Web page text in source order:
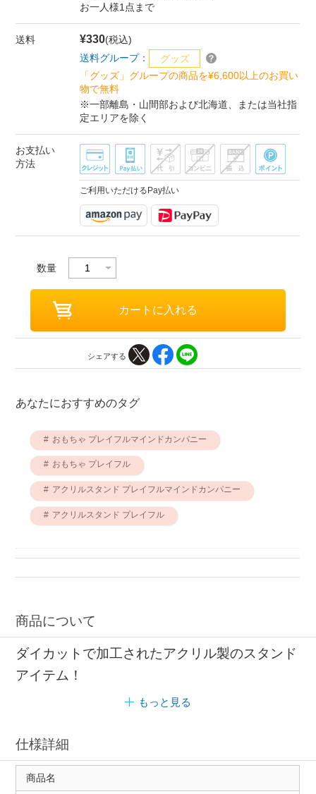
お一人様1点まで
送料 ¥330(税込)
送料グループ：
グッズ
「グッズ」グループの商品を¥6,600以上のお買い
物で無料
※一部離島・山間部および北海道、または当社指
定エリアを除く
お支払い
方法
ご利用いただけるPay払い
数量
シェアする
あなたにおすすめのタグ
おもちゃ プレイフルマインドカンパニー
おもちゃ プレイフル
アクリルスタンド プレイフルマインドカンパニー
アクリルスタンド プレイフル
商品について
ダイカットで加工されたアクリル製のスタンド
アイテム！
もっと見る
仕様詳細
商品名